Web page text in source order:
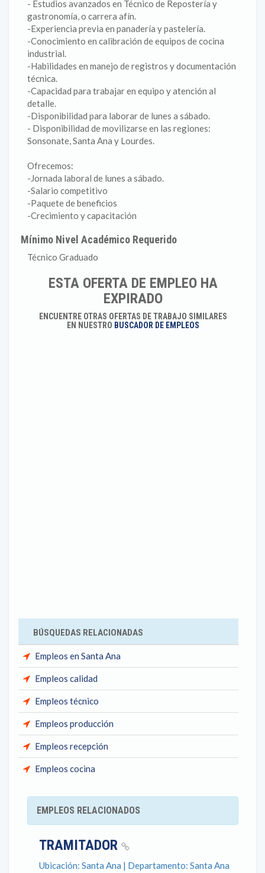
- Estudios avanzados en Técnico de Repostería y
gastronomía, o carrera afín.
-Experiencia previa en panadería y pastelería.
-Conocimiento en calibración de equipos de cocina
industrial.
-Habilidades en manejo de registros y documentación
técnica.
-Capacidad para trabajar en equipo y atención al
detalle.
-Disponibilidad para laborar de lunes a sábado.
- Disponibilidad de movilizarse en las regiones:
Sonsonate, Santa Ana y Lourdes.
Ofrecemos:
-Jornada laboral de lunes a sábado.
-Salario competitivo
-Paquete de beneficios
-Crecimiento y capacitación
Mínimo Nivel Académico Requerido
Técnico Graduado
ESTA OFERTA DE EMPLEO HA
EXPIRADO
ENCUENTRE OTRAS OFERTAS DE TRABAJO SIMILARES
EN NUESTRO BUSCADOR DE EMPLEOS
BÚSQUEDAS RELACIONADAS
Empleos en Santa Ana
Empleos calidad
Empleos técnico
Empleos producción
Empleos recepción
Empleos cocina
EMPLEOS RELACIONADOS
TRAMITADOR
Ubicación: Santa Ana | Departamento: Santa Ana